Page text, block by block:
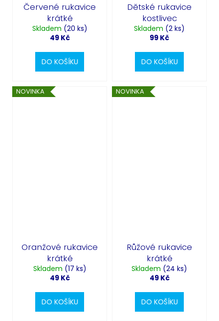
Červené rukavice
krátké
Skladem (20 ks)
49 Kč
DO KOŠÍKU
Dětské rukavice
kostlivec
Skladem (2 ks)
99 Kč
DO KOŠÍKU
NOVINKA
Oranžové rukavice
krátké
Skladem (17 ks)
49 Kč
DO KOŠÍKU
NOVINKA
Růžové rukavice
krátké
Skladem (24 ks)
49 Kč
DO KOŠÍKU
Odeslat